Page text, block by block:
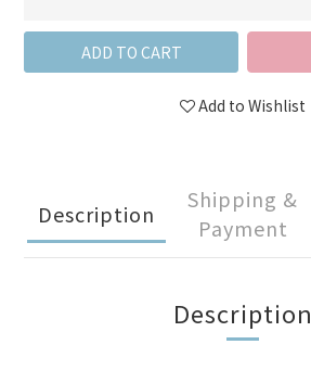
ADD TO CART
Add to Wishlist
Description
Shipping &
Payment
Description